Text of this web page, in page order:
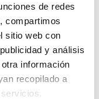
de redes
compartimos
sitio web con
y análisis
información
recopilado a
de seguridad
y los
laboral.
las
manos del